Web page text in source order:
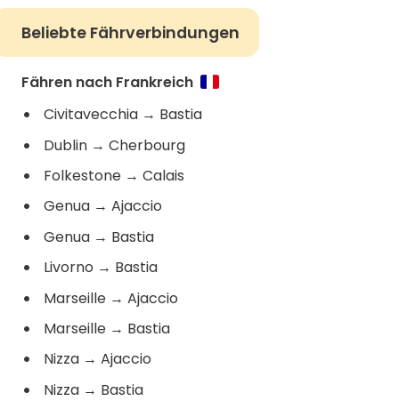
Beliebte Fährverbindungen
Fähren nach Frankreich
Civitavecchia → Bastia
Dublin → Cherbourg
Folkestone → Calais
Genua → Ajaccio
Genua → Bastia
Livorno → Bastia
Marseille → Ajaccio
Marseille → Bastia
Nizza → Ajaccio
Nizza → Bastia